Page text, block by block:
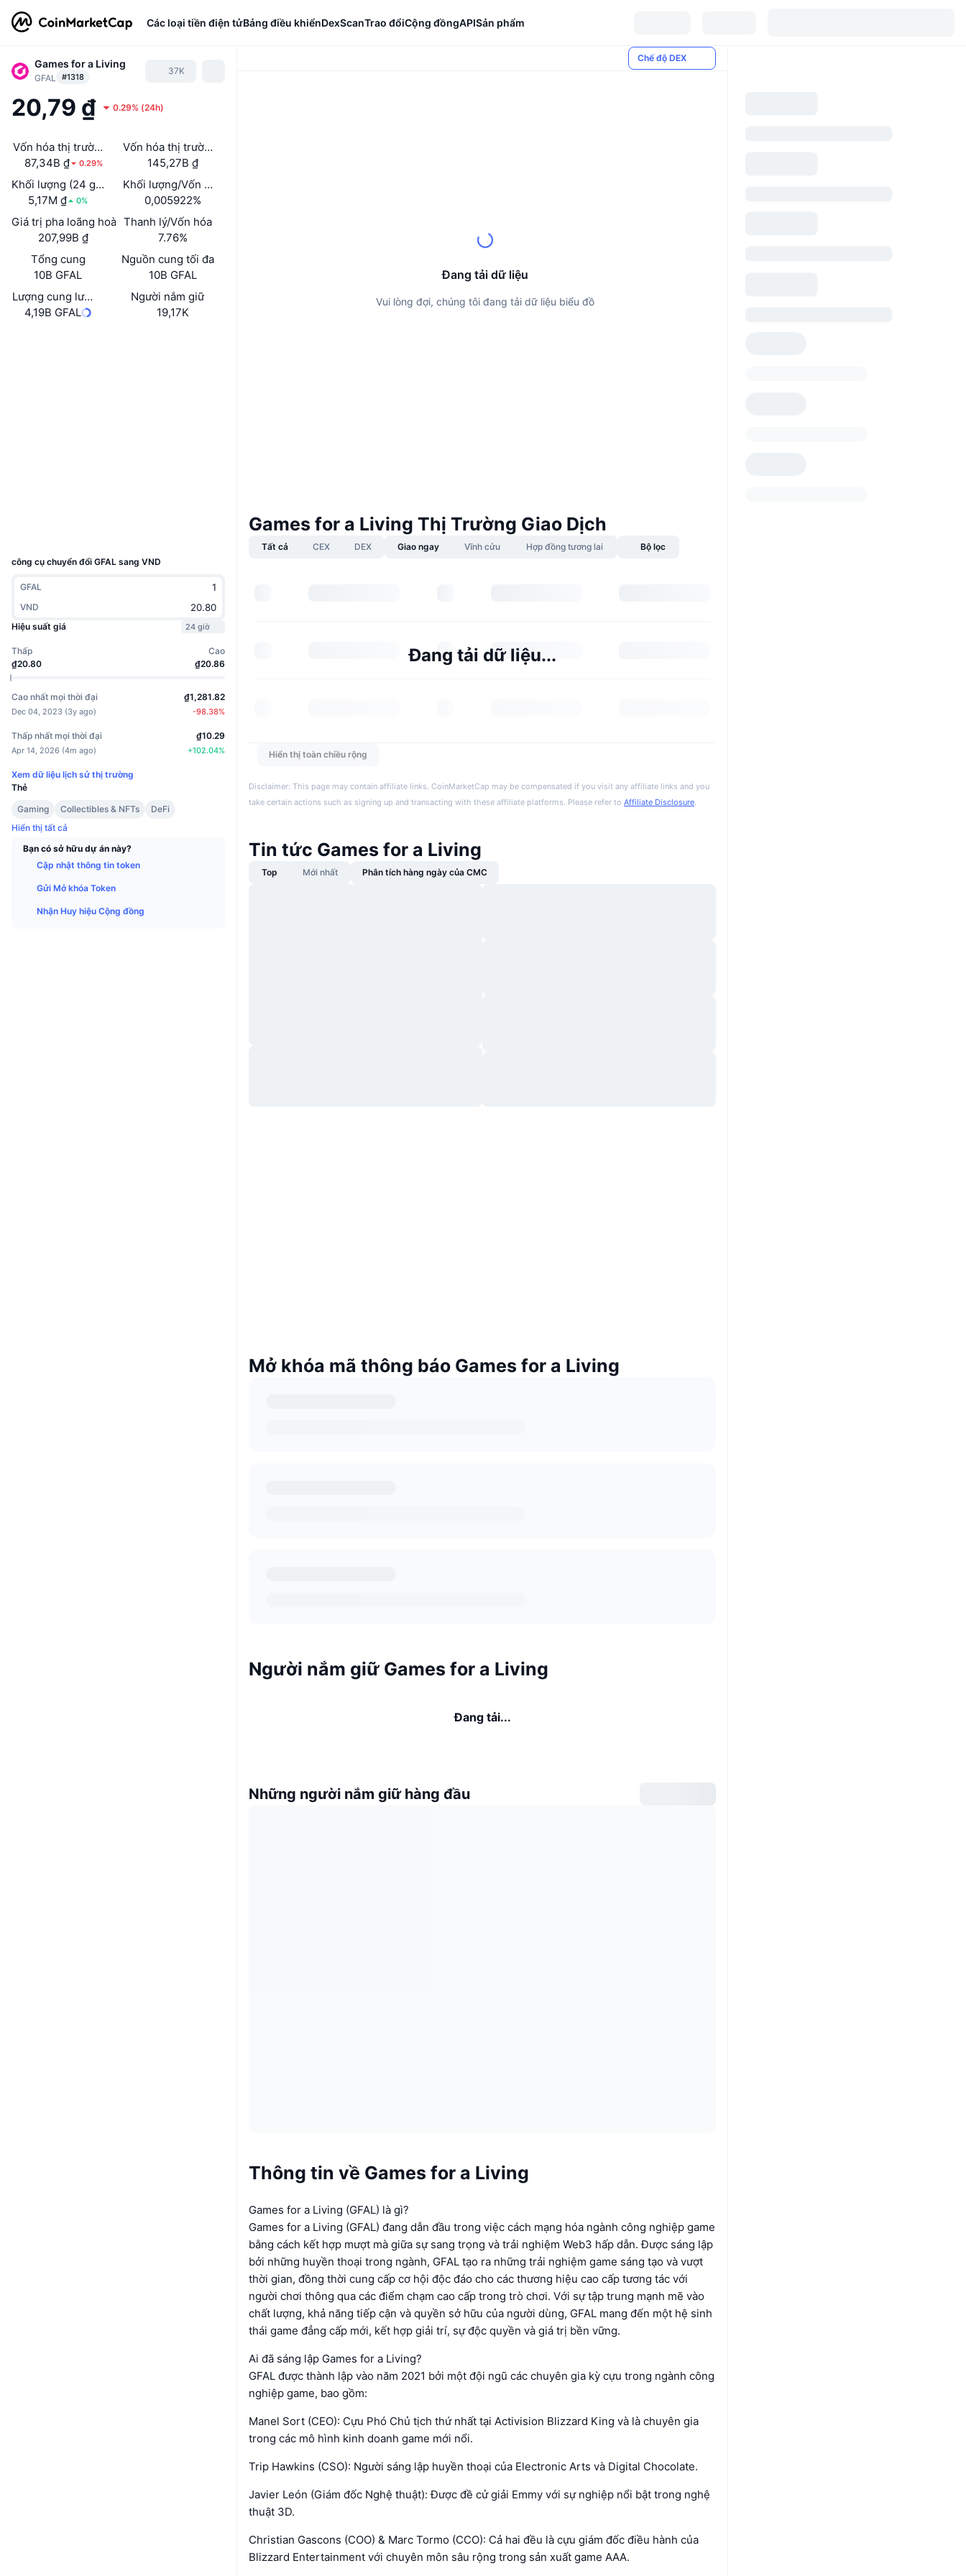
Các loại tiền điện tửBảng điều khiểnDexScanTrao đổiCộng đồngAPISản phẩm
Games for a Living
GFAL #1318
37K
20,79 ₫ 0.29% (24h)
Vốn hóa thị trường
87,34B ₫
0.29%
Vốn hóa thị trường đã mở khóa
145,27B ₫
Khối lượng (24 giờ)
5,17M ₫
0%
Khối lượng/Vốn hóa thị trường (24h)
0,005922%
Giá trị pha loãng hoàn toàn (FDV)
207,99B ₫
Thanh lý/Vốn hóa
7.76%
Tổng cung
10B GFAL
Nguồn cung tối đa
10B GFAL
Lượng cung lưu hành
4,19B GFAL
Người nắm giữ
19,17K
công cụ chuyển đổi GFAL sang VND
GFAL
VND
Hiệu suất giá
24 giờ
Thấp
₫20.80
Cao
₫20.86
Cao nhất mọi thời đại
Dec 04, 2023 (3y ago)
₫1,281.82
-98.38%
Thấp nhất mọi thời đại
Apr 14, 2026 (4m ago)
₫10.29
+102.04%
Xem dữ liệu lịch sử thị trường
Thẻ
Gaming
Collectibles & NFTs
DeFi
Hiển thị tất cả
Bạn có sở hữu dự án này?
Cập nhật thông tin token
Gửi Mở khóa Token
Nhận Huy hiệu Cộng đồng
Chế độ DEX
Đang tải dữ liệu
Vui lòng đợi, chúng tôi đang tải dữ liệu biểu đồ
Games for a Living Thị Trường Giao Dịch
Tất cả CEX DEX Giao ngay Vĩnh cửu Hợp đồng tương lai Bộ lọc
Đang tải dữ liệu...
Hiển thị toàn chiều rộng
Disclaimer: This page may contain affiliate links. CoinMarketCap may be compensated if you visit any affiliate links and you
take certain actions such as signing up and transacting with these affiliate platforms. Please refer to Affiliate Disclosure.
Tin tức Games for a Living
Top Mới nhất Phân tích hàng ngày của CMC
Mở khóa mã thông báo Games for a Living
Người nắm giữ Games for a Living
Đang tải...
Những người nắm giữ hàng đầu
Thông tin về Games for a Living
Games for a Living (GFAL) là gì?
Games for a Living (GFAL) đang dẫn đầu trong việc cách mạng hóa ngành công nghiệp game
bằng cách kết hợp mượt mà giữa sự sang trọng và trải nghiệm Web3 hấp dẫn. Được sáng lập
bởi những huyền thoại trong ngành, GFAL tạo ra những trải nghiệm game sáng tạo và vượt
thời gian, đồng thời cung cấp cơ hội độc đáo cho các thương hiệu cao cấp tương tác với
người chơi thông qua các điểm chạm cao cấp trong trò chơi. Với sự tập trung mạnh mẽ vào
chất lượng, khả năng tiếp cận và quyền sở hữu của người dùng, GFAL mang đến một hệ sinh
thái game đẳng cấp mới, kết hợp giải trí, sự độc quyền và giá trị bền vững.
Ai đã sáng lập Games for a Living?
GFAL được thành lập vào năm 2021 bởi một đội ngũ các chuyên gia kỳ cựu trong ngành công
nghiệp game, bao gồm:
Manel Sort (CEO): Cựu Phó Chủ tịch thứ nhất tại Activision Blizzard King và là chuyên gia
trong các mô hình kinh doanh game mới nổi.
Trip Hawkins (CSO): Người sáng lập huyền thoại của Electronic Arts và Digital Chocolate.
Javier León (Giám đốc Nghệ thuật): Được đề cử giải Emmy với sự nghiệp nổi bật trong nghệ
thuật 3D.
Christian Gascons (COO) & Marc Tormo (CCO): Cả hai đều là cựu giám đốc điều hành của
Blizzard Entertainment với chuyên môn sâu rộng trong sản xuất game AAA.